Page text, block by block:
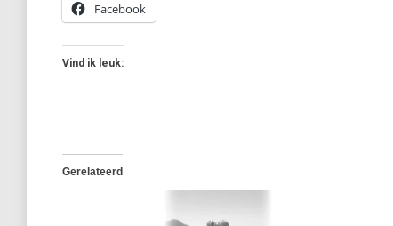
Facebook
Vind ik leuk:
Gerelateerd